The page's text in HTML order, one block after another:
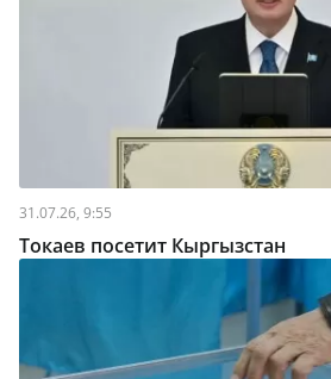
31.07.26, 9:55
Токаев посетит Кыргызстан